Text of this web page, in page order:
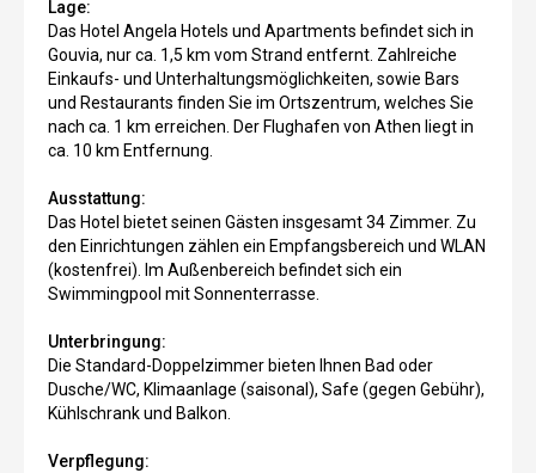
Lage:
Das Hotel Angela Hotels und Apartments befindet sich in
Gouvia, nur ca. 1,5 km vom Strand entfernt. Zahlreiche
Einkaufs- und Unterhaltungsmöglichkeiten, sowie Bars
und Restaurants finden Sie im Ortszentrum, welches Sie
nach ca. 1 km erreichen. Der Flughafen von Athen liegt in
ca. 10 km Entfernung.
Ausstattung:
Das Hotel bietet seinen Gästen insgesamt 34 Zimmer. Zu
den Einrichtungen zählen ein Empfangsbereich und WLAN
(kostenfrei). Im Außenbereich befindet sich ein
Swimmingpool mit Sonnenterrasse.
Unterbringung:
Die Standard-Doppelzimmer bieten Ihnen Bad oder
Dusche/WC, Klimaanlage (saisonal), Safe (gegen Gebühr),
Kühlschrank und Balkon.
Verpflegung: